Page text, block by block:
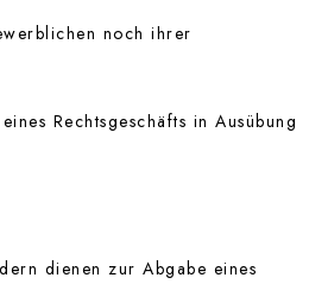
noch ihrer
Rechtsgeschäfts in Ausübung
dienen zur Abgabe eines